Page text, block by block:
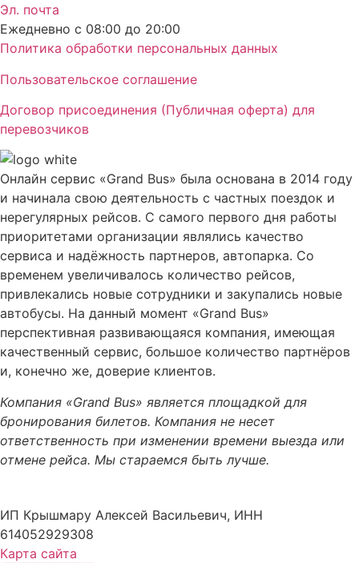
Эл. почта
Ежедневно с 08:00 до 20:00
Политика обработки персональных данных
Пользовательское соглашение
Договор присоединения (Публичная оферта) для
перевозчиков
Онлайн сервис «Grand Bus» была основана в 2014 году
и начинала свою деятельность с частных поездок и
нерегулярных рейсов. С самого первого дня работы
приоритетами организации являлись качество
сервиса и надёжность партнеров, автопарка. Со
временем увеличивалось количество рейсов,
привлекались новые сотрудники и закупались новые
автобусы. На данный момент «Grand Bus»
перспективная развивающаяся компания, имеющая
качественный сервис, большое количество партнёров
и, конечно же, доверие клиентов.
Компания «Grand Bus» является площадкой для
бронирования билетов. Компания не несет
ответственность при изменении времени выезда или
отмене рейса. Мы стараемся быть лучше.
ИП Крышмару Алексей Васильевич, ИНН
614052929308
Карта сайта